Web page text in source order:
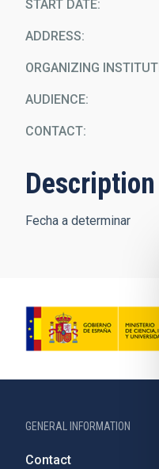
START DATE
ADDRESS
ORGANIZING
AUDIENCE
CONTACT
Description
Fecha a determinar
GENERAL INFORMATION
Contact